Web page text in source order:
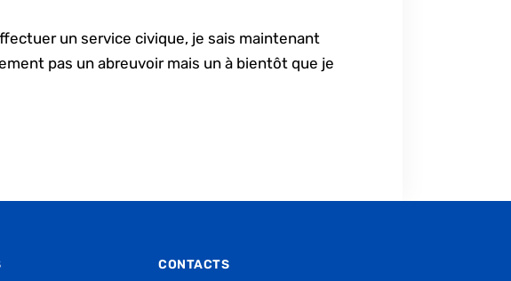
un service civique, je sais maintenant
pas un abreuvoir mais un à bientôt que je
CONTACTS